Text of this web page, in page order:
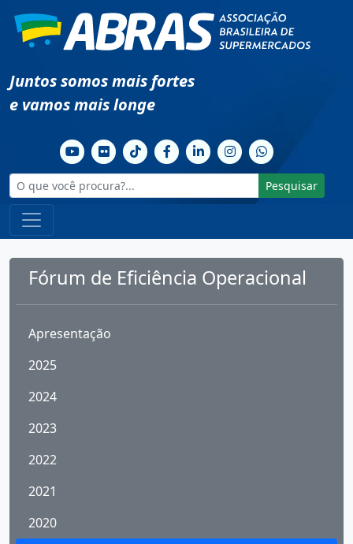
Juntos somos mais fortes
e vamos mais longe
Pesquisar
Fórum de Eficiência Operacional
Apresentação
2025
2024
2023
2022
2021
2020